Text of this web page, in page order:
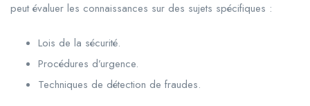
peut évaluer les connaissances sur des sujets spécifiques :
Lois de la sécurité.
Procédures d’urgence.
Techniques de détection de fraudes.